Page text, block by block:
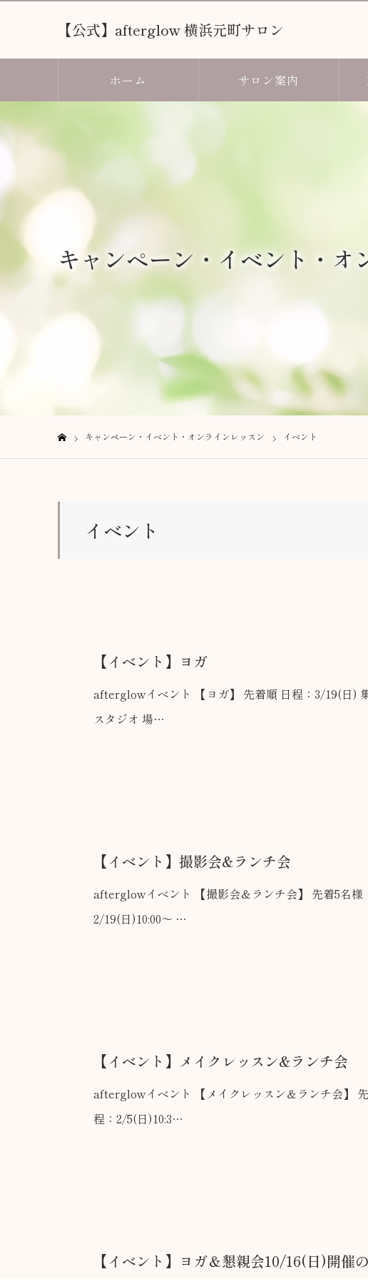
【公式】afterglow 横浜元町サロン
ホーム サロン案内
キャンペーン・イベント・オ
キャンペーン・イベント・オンラインレッスン イベント
イベント
【イベント】ヨガ
afterglowイベント 【ヨガ】 先着順 日程：3/19(日) 集合：石川町
スタジオ 場…
【イベント】撮影会&ランチ会
afterglowイベント 【撮影会＆ランチ会】 先着5名様 日程：
2/19(日)10:00〜 …
【イベント】メイクレッスン&ランチ会
afterglowイベント 【メイクレッスン＆ランチ会】 先着4名様 日
程：2/5(日)10:3…
【イベント】ヨガ＆懇親会10/16(日)開催